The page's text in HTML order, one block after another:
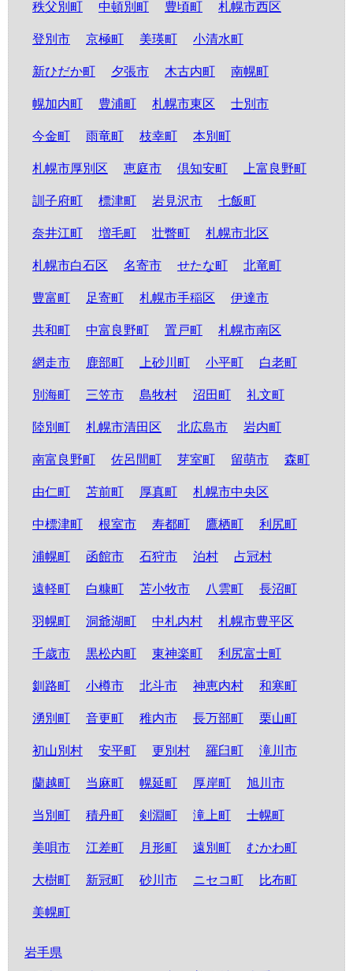
秩父別町 中頓別町 豊頃町 札幌市西区
登別市 京極町 美瑛町 小清水町
新ひだか町 夕張市 木古内町 南幌町
幌加内町 豊浦町 札幌市東区 士別市
今金町 雨竜町 枝幸町 本別町
札幌市厚別区 恵庭市 倶知安町 上富良野町
訓子府町 標津町 岩見沢市 七飯町
奈井江町 増毛町 壮瞥町 札幌市北区
札幌市白石区 名寄市 せたな町 北竜町
豊富町 足寄町 札幌市手稲区 伊達市
共和町 中富良野町 置戸町 札幌市南区
網走市 鹿部町 上砂川町 小平町 白老町
別海町 三笠市 島牧村 沼田町 礼文町
陸別町 札幌市清田区 北広島市 岩内町
南富良野町 佐呂間町 芽室町 留萌市 森町
由仁町 苫前町 厚真町 札幌市中央区
中標津町 根室市 寿都町 鷹栖町 利尻町
浦幌町 函館市 石狩市 泊村 占冠村
遠軽町 白糠町 苫小牧市 八雲町 長沼町
羽幌町 洞爺湖町 中札内村 札幌市豊平区
千歳市 黒松内町 東神楽町 利尻富士町
釧路町 小樽市 北斗市 神恵内村 和寒町
湧別町 音更町 稚内市 長万部町 栗山町
初山別村 安平町 更別村 羅臼町 滝川市
蘭越町 当麻町 幌延町 厚岸町 旭川市
当別町 積丹町 剣淵町 滝上町 士幌町
美唄市 江差町 月形町 遠別町 むかわ町
大樹町 新冠町 砂川市 ニセコ町 比布町
美幌町
岩手県